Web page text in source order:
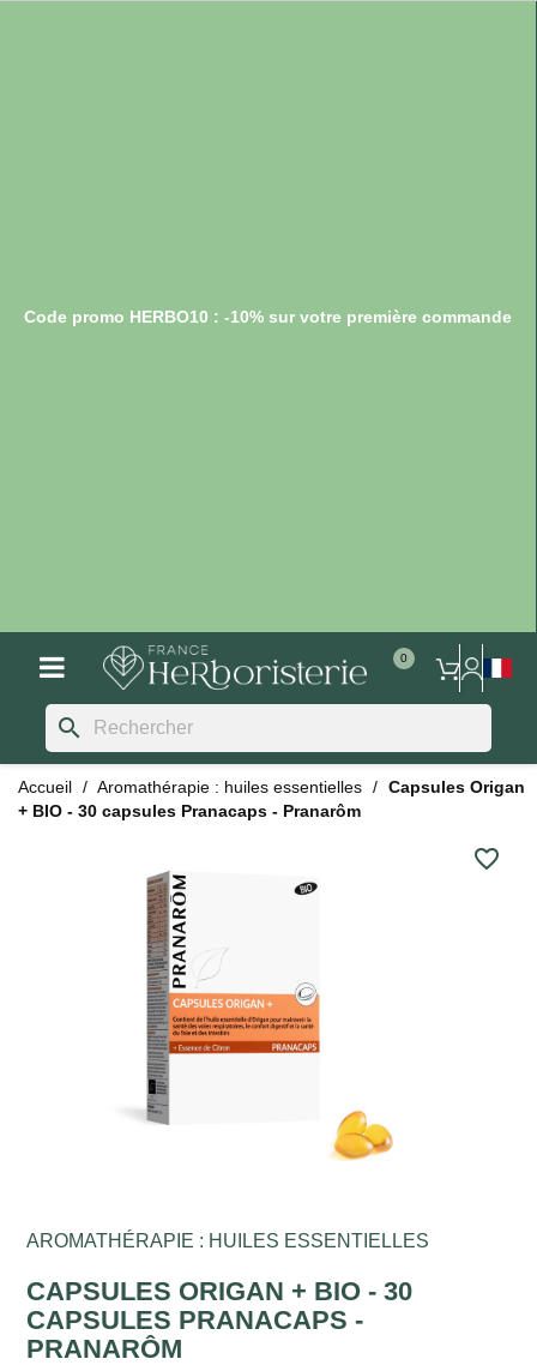
Code promo HERBO10 : -10% sur votre première commande
search
Accueil Aromathérapie : huiles essentielles
Capsules Origan
+ BIO - 30 capsules Pranacaps - Pranarôm
favorite_border
AROMATHÉRAPIE : HUILES ESSENTIELLES
CAPSULES ORIGAN + BIO - 30
CAPSULES PRANACAPS -
PRANARÔM